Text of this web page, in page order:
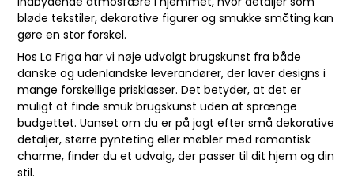
bløde tekstiler, dekorative figurer og smukke småting kan
gøre en stor forskel.
Hos La Friga har vi nøje udvalgt brugskunst fra både
danske og udenlandske leverandører, der laver designs i
mange forskellige prisklasser. Det betyder, at det er
muligt at finde smuk brugskunst uden at sprænge
budgettet. Uanset om du er på jagt efter små dekorative
detaljer, større pynteting eller møbler med romantisk
charme, finder du et udvalg, der passer til dit hjem og din
stil.